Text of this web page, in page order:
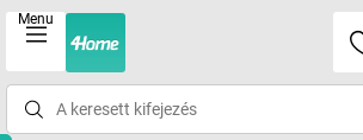
Menu